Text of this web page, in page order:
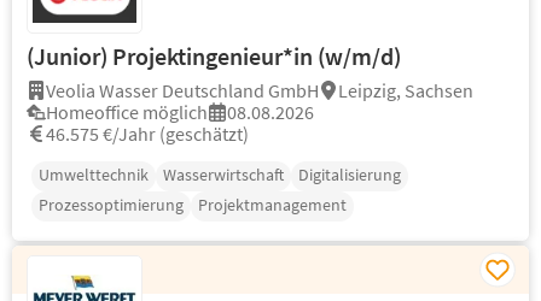
(Junior) Projektingenieur*in (w/m/d)
Veolia Wasser Deutschland GmbH
Leipzig, Sachsen
Homeoffice möglich
08.08.2026
46.575 €/Jahr (geschätzt)
Umwelttechnik Wasserwirtschaft
Digitalisierung
Prozessoptimierung
Projektmanagement